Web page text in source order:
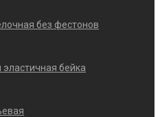
без фестонов
бейка